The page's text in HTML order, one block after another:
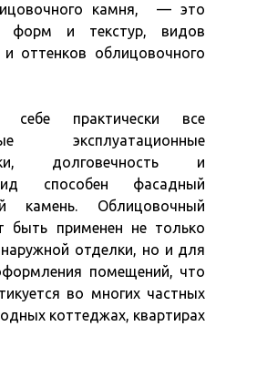
камня, — это
форм и текстур, видов
и оттенков облицовочного
себе практически все
эксплуатационные
долговечность и
способен фасадный
камень. Облицовочный
быть применен не только
отделки, но и для
помещений, что
во многих частных
коттеджах, квартирах